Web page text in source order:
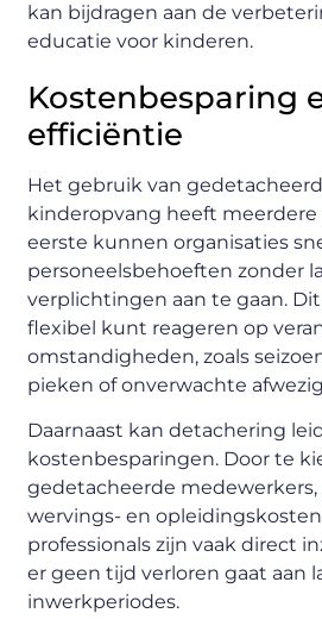
kan bijdragen aan de
educatie voor kinderen.
Kostenbesparing
efficiëntie
Het gebruik van
kinderopvang heeft meerdere
eerste kunnen organisaties
personeelsbehoeften zonder
verplichtingen aan te gaan.
flexibel kunt reageren op
omstandigheden, zoals
pieken of onverwachte
Daarnaast kan detachering
kostenbesparingen. Door te
gedetacheerde medewerkers,
wervings- en
professionals zijn vaak direct
er geen tijd verloren gaat aan
inwerkperiodes.